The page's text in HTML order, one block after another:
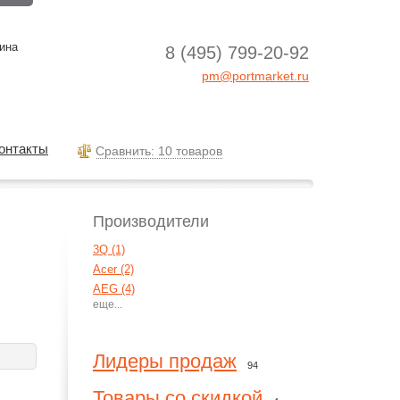
Производители
3Q (1)
Acer (2)
AEG (4)
Agva (1)
AKG (55)
Лидеры продаж 94
8 (495) 799-20-92
pm@portmarket.ru
Cравнить: 10 товаров